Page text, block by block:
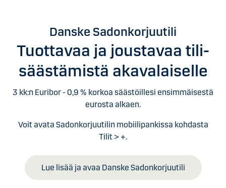
Danske Sadonkorjuutili
Tuottavaa ja joustavaa tili­
säästämistä akavalaiselle
3 kk:n Euribor - 0,9 % korkoa säästöillesi ensimmäisestä
eurosta alkaen.
Voit avata Sadonkorjuutilin mobiilipankissa kohdasta
Tilit > +.
Lue lisää ja avaa Danske Sadonkorjuutili